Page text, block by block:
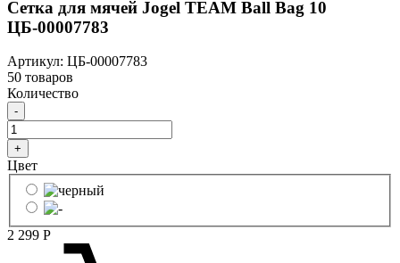
Сетка для мячей Jogel TEAM Ball Bag 10
ЦБ-00007783
Артикул: ЦБ-00007783
50 товаров
Количество
-
+
Цвет
2 299 Р